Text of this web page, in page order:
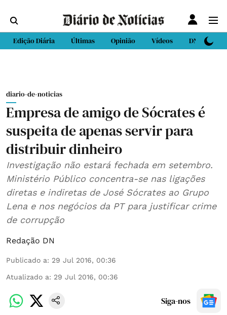
Edição Diária Últimas Opinião Vídeos DN Sport
diario-de-noticias
Empresa de amigo de Sócrates é
suspeita de apenas servir para
distribuir dinheiro
Investigação não estará fechada em setembro.
Ministério Público concentra-se nas ligações
diretas e indiretas de José Sócrates ao Grupo
Lena e nos negócios da PT para justificar crime
de corrupção
Redação DN
Publicado a: 29 Jul 2016, 00:36
Atualizado a: 29 Jul 2016, 00:36
Siga-nos